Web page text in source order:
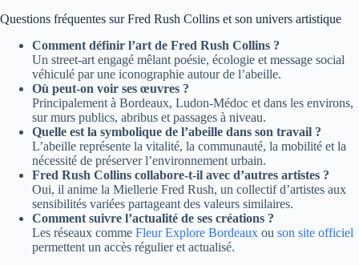
Questions fréquentes sur Fred Rush Collins et son univers artistique
Comment définir l’art de Fred Rush Collins ?
Un street-art engagé mêlant poésie, écologie et message social
véhiculé par une iconographie autour de l’abeille.
Où peut-on voir ses œuvres ?
Principalement à Bordeaux, Ludon-Médoc et dans les environs,
sur murs publics, abribus et passages à niveau.
Quelle est la symbolique de l’abeille dans son travail ?
L’abeille représente la vitalité, la communauté, la mobilité et la
nécessité de préserver l’environnement urbain.
Fred Rush Collins collabore-t-il avec d’autres artistes ?
Oui, il anime la Miellerie Fred Rush, un collectif d’artistes aux
sensibilités variées partageant des valeurs similaires.
Comment suivre l’actualité de ses créations ?
Les réseaux comme Fleur Explore Bordeaux ou son site officiel
permettent un accès régulier et actualisé.